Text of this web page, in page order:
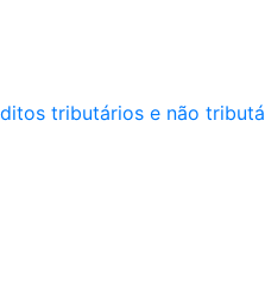
tributários e não